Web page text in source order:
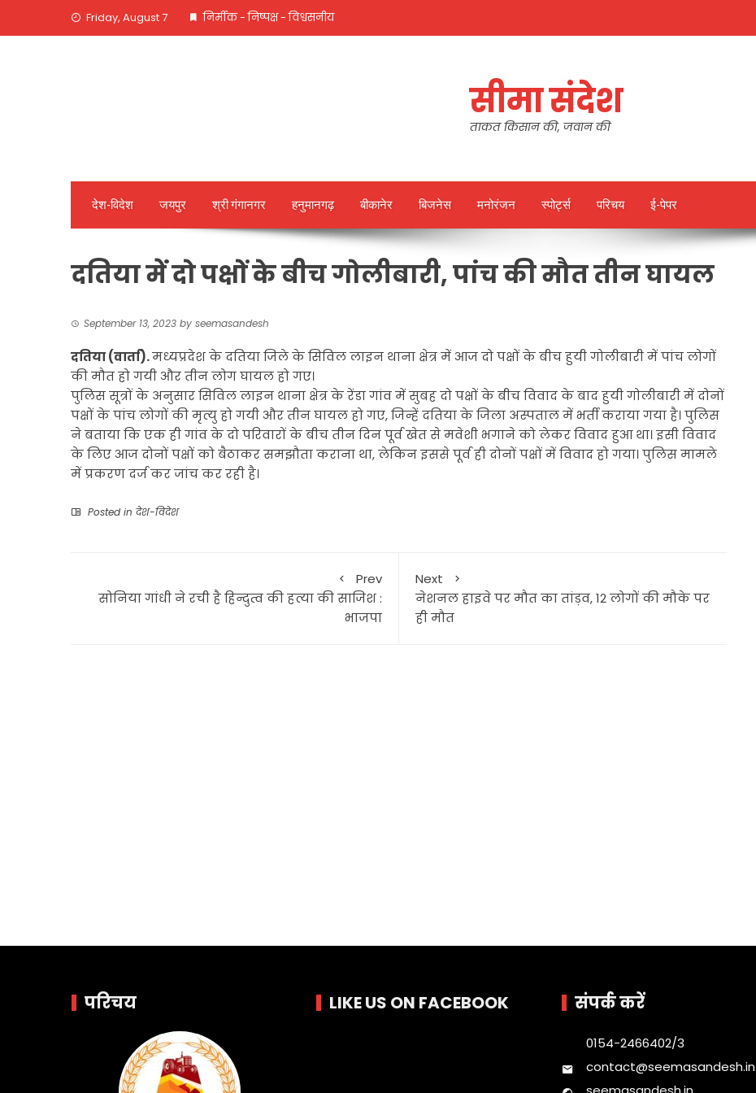
Friday, August 7 निर्मीक - निष्पक्ष - विश्वसनीय
सीमा संदेश
ताकत किसान की, जवान की
देश-विदेश जयपुर श्री गंगानगर हनुमानगढ़ बीकानेर बिजनेस मनोरंजन स्पोर्ट्स परिचय ई-पेपर
दतिया में दो पक्षों के बीच गोलीबारी, पांच की मौत तीन घायल
September 13, 2023 by seemasandesh
दतिया (वार्ता).मध्यप्रदेश के दतिया जिले के सिविल लाइन थाना क्षेत्र में आज दो पक्षों के बीच हुयी गोलीबारी में पांच लोगों
की मौत हो गयी और तीन लोग घायल हो गए।
पुलिस सूत्रों के अनुसार सिविल लाइन थाना क्षेत्र के रेंडा गांव में सुबह दो पक्षों के बीच विवाद के बाद हुयी गोलीबारी में दोनों
पक्षों के पांच लोगों की मृत्यु हो गयी और तीन घायल हो गए, जिन्हें दतिया के जिला अस्पताल में भर्ती कराया गया है। पुलिस
ने बताया कि एक ही गांव के दो परिवारों के बीच तीन दिन पूर्व खेत से मवेशी भगाने को लेकर विवाद हुआ था। इसी विवाद
के लिए आज दोनों पक्षों को बैठाकर समझौता कराना था, लेकिन इससे पूर्व ही दोनों पक्षों में विवाद हो गया। पुलिस मामले
में प्रकरण दर्ज कर जांच कर रही है।
Posted in देश-विदेश
Prev
सोनिया गांधी ने रची है हिन्दुत्व की हत्या की साजिश :
भाजपा
Next
नेशनल हाइवे पर मौत का तांड़व, 12 लोगों की मौके पर
ही मौत
परिचय LIKE US ON FACEBOOK संपर्क करें
0154-2466402/3
contact@seemasandesh.in